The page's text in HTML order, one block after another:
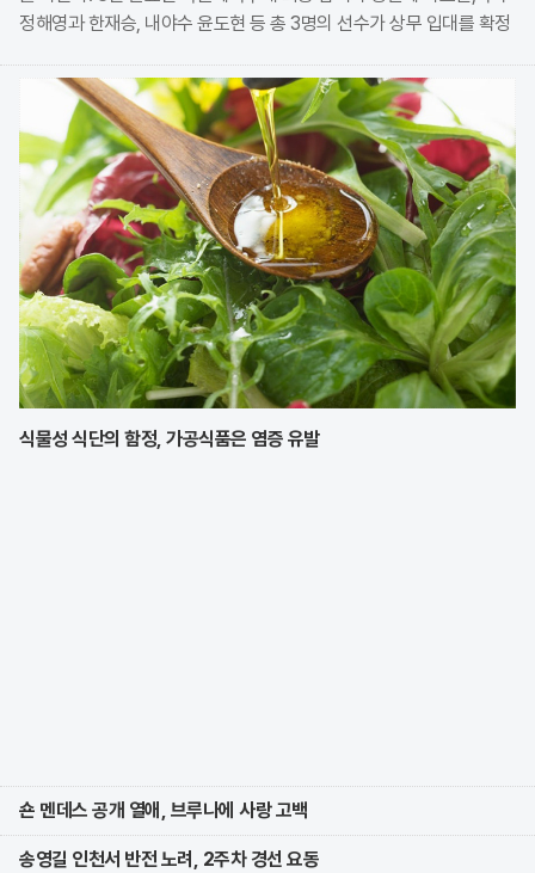
정해영과 한재승, 내야수 윤도현 등 총 3명의 선수가 상무 입대를 확정
을 보였으나, 최종적으로 구단과
식물성 식단의 함정, 가공식품은 염증 유발
숀 멘데스 공개 열애, 브루나에 사랑 고백
송영길 인천서 반전 노려, 2주차 경선 요동